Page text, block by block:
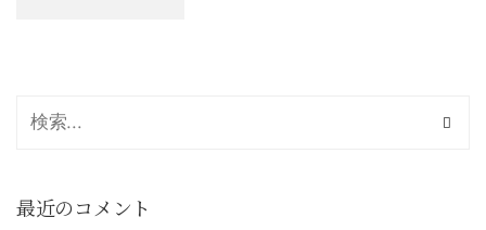
最近のコメント